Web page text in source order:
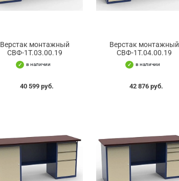
Верстак монтажный
СВФ-1Т.03.00.19
в наличии
40 599 руб.
Верстак монтажный
СВФ-1Т.04.00.19
в наличии
42 876 руб.